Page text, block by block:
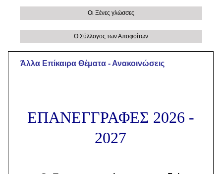
Οι Ξένες γλώσσες
Ο Σύλλογος των Αποφοίτων
Άλλα Eπίκαιρα Θέματα - Ανακοινώσεις
EΠΑΝΕΓΓΡΑΦΕΣ 2026 -
2027